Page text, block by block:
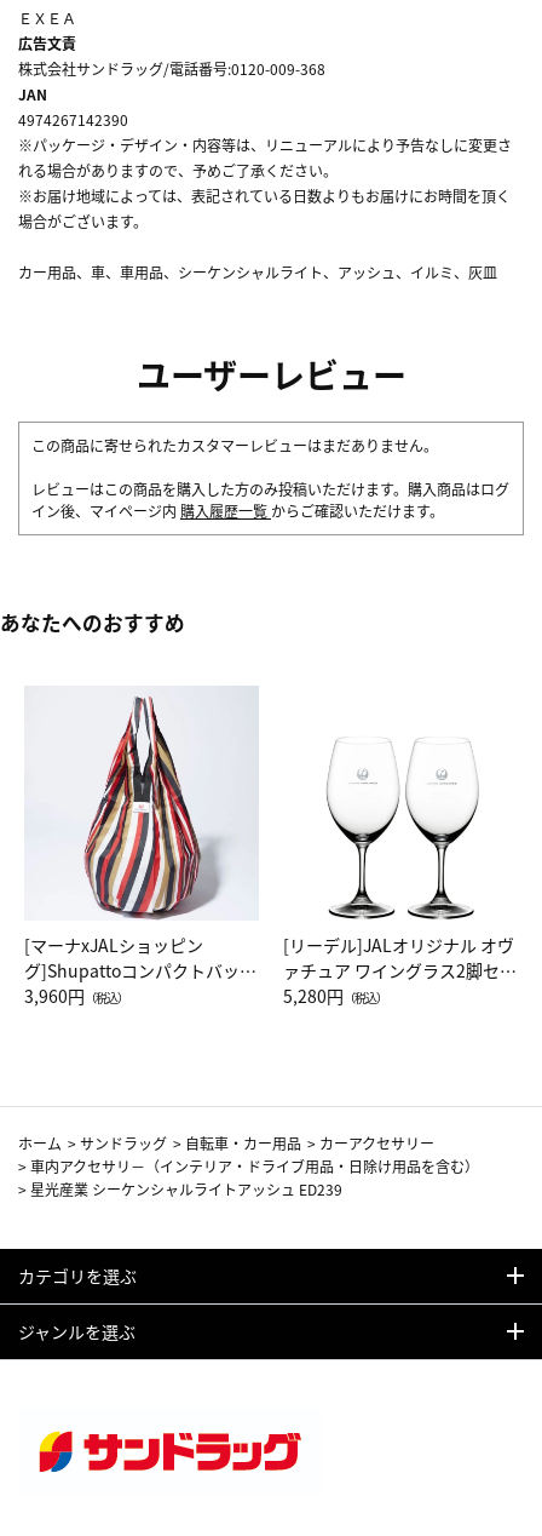
ＥＸＥＡ
広告文責
株式会社サンドラッグ/電話番号:0120-009-368
JAN
4974267142390
※パッケージ・デザイン・内容等は、リニューアルにより予告なしに変更さ
れる場合がありますので、予めご了承ください。
※お届け地域によっては、表記されている日数よりもお届けにお時間を頂く
場合がございます。
カー用品、車、車用品、シーケンシャルライト、アッシュ、イルミ、灰皿
ユーザーレビュー
この商品に寄せられたカスタマーレビューはまだありません。
レビューはこの商品を購入した方のみ投稿いただけます。購入商品はログ
イン後、マイページ内 購入履歴一覧 からご確認いただけます。
あなたへのおすすめ
[マーナxJALショッピン
グ]Shupattoコンパクトバッグ
Drop JAL客室乗務員（LC）ス
3,960円 （税込）
[リーデル]JALオリジナル オヴ
ァチュア ワイングラス2脚セッ
ト（レッドワイン）
5,280円 （税込）
ホーム >サンドラッグ > 自転車・カー用品 > カーアクセサリー
>車内アクセサリ－（インテリア・ドライブ用品・日除け用品を含む）
>星光産業 シーケンシャルライトアッシュ ED239
カテゴリを選ぶ
ジャンルを選ぶ